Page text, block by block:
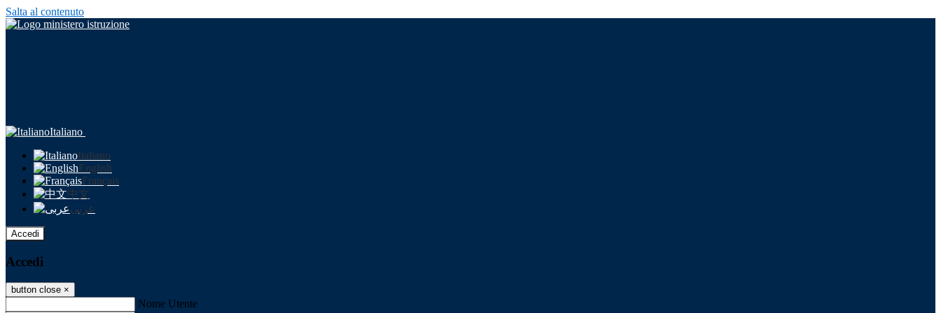
Salta al contenuto
Italiano
Italiano
English
Français
中文
عربى
Accedi
Accedi
button close ×
Nome Utente